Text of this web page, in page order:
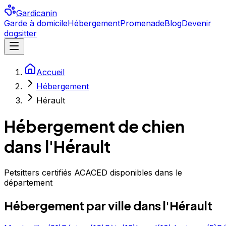
Gardicanin
Garde à domicileHébergementPromenadeBlogDevenir
dogsitter
Accueil
Hébergement
Hérault
Hébergement de chien
dans l'Hérault
Petsitters certifiés ACACED disponibles dans le
département
Hébergement par ville dans l'Hérault